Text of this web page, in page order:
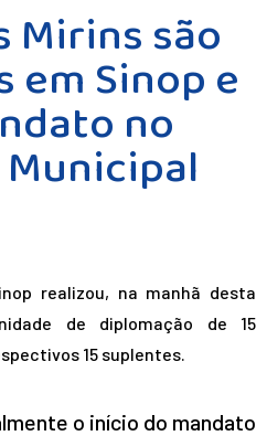
Mirins são
em Sinop e
no
realizou, na manhã desta
de diplomação de 15
15 suplentes.
o início do mandato